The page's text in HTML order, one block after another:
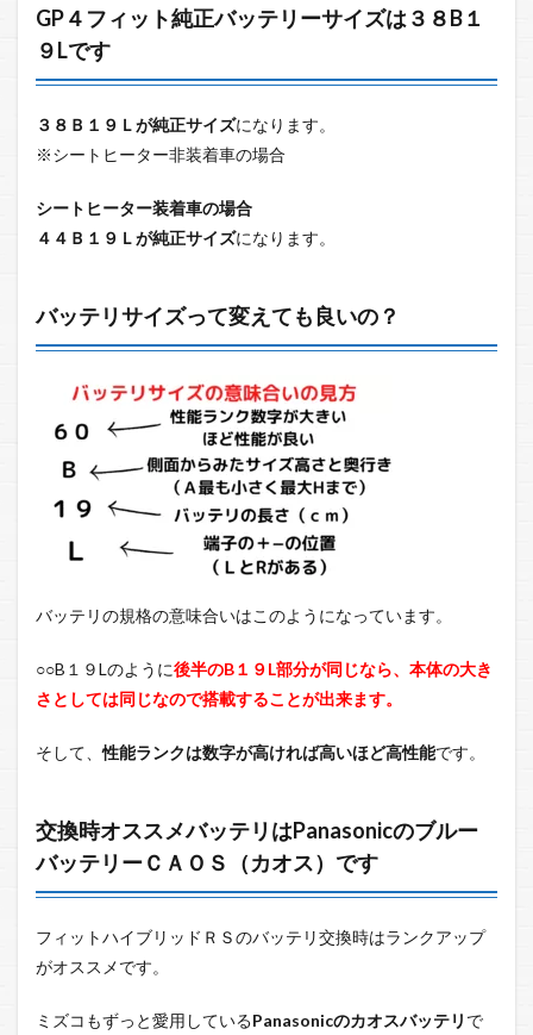
GP４フィット純正バッテリーサイズは３８B１
９Lです
３８Ｂ１９Ｌが純正サイズになります。
※シートヒーター非装着車の場合
シートヒーター装着車の場合
４４Ｂ１９Ｌが純正サイズになります。
バッテリサイズって変えても良いの？
バッテリの規格の意味合いはこのようになっています。
○○B１９Lのように後半のB１９L部分が同じなら、本体の大き
さとしては同じなので搭載することが出来ます。
そして、性能ランクは数字が高ければ高いほど高性能です。
交換時オススメバッテリはPanasonicのブルー
バッテリーＣＡＯＳ（カオス）です
フィットハイブリッドＲＳのバッテリ交換時はランクアップ
がオススメです。
ミズコもずっと愛用しているPanasonicのカオスバッテリ で